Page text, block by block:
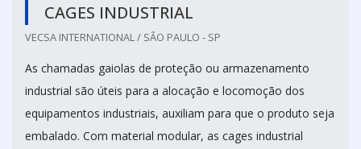
CAGES INDUSTRIAL
VECSA INTERNATIONAL / SÃO PAULO - SP
As chamadas gaiolas de proteção ou armazenamento
industrial são úteis para a alocação e locomoção dos
equipamentos industriais, auxiliam para que o produto seja
embalado. Com material modular, as cages industrial